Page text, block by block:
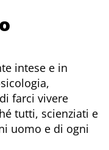
intese e in
farci vivere
tutti, scienziati e
uomo e di ogni